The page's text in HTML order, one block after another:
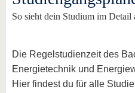
dem
Mit
BTU
So sieht dein Studium im Detail
Die Regelstudienzeit des
Energietechnik und
Hier findest du für alle